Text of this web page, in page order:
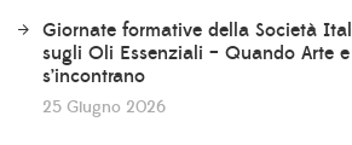
Giornate formative della Società
sugli Oli Essenziali – Quando Arte
s’incontrano
25 Giugno 2026